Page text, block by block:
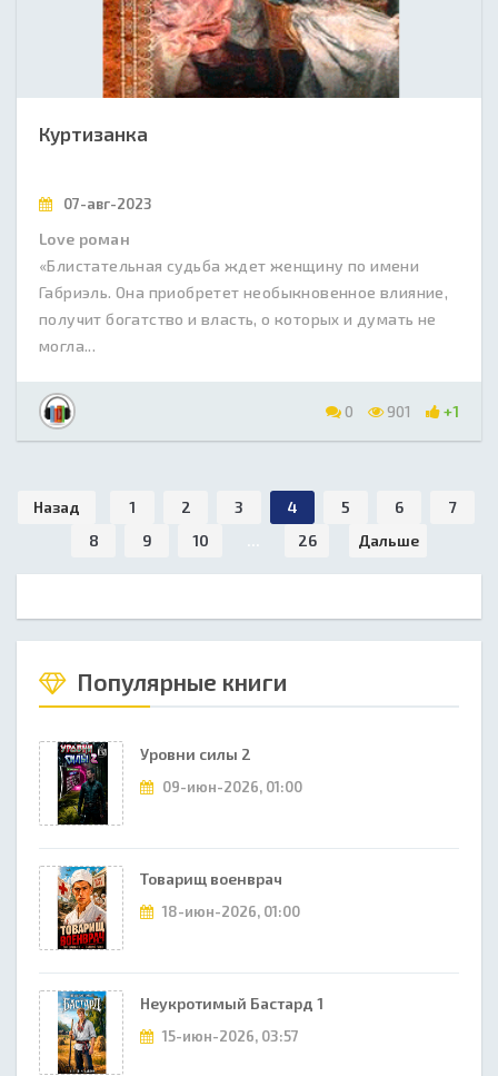
Куртизанка
07-авг-2023
Love роман
«Блистательная судьба ждет женщину по имени
Габриэль. Она приобретет необыкновенное влияние,
получит богатство и власть, о которых и думать не
могла...
0 901 +1
Назад 1 2 3 4 5 6
7
8
9 10 26 Дальше
Популярные книги
Уровни силы 2
09-июн-2026, 01:00
Товарищ военврач
18-июн-2026, 01:00
Неукротимый Бастард 1
15-июн-2026, 03:57